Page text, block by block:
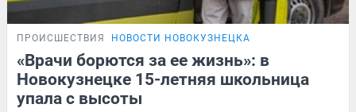
ПРОИСШЕСТВИЯ НОВОСТИ НОВОКУЗНЕЦКА
«Врачи борются за ее жизнь»: в
Новокузнецке 15-летняя школьница
упала с высоты